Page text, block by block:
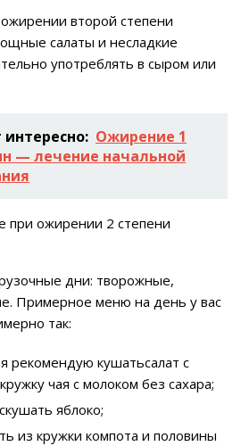
второй степени
салаты и несладкие
употреблять в сыром или
Ожирение 1
— лечение начальной
дни: творожные,
Примерное меню на день у вас
так:
рекомендую кушатьсалат с
чая с молоком без сахара;
яблоко;
из кружки компота и половины